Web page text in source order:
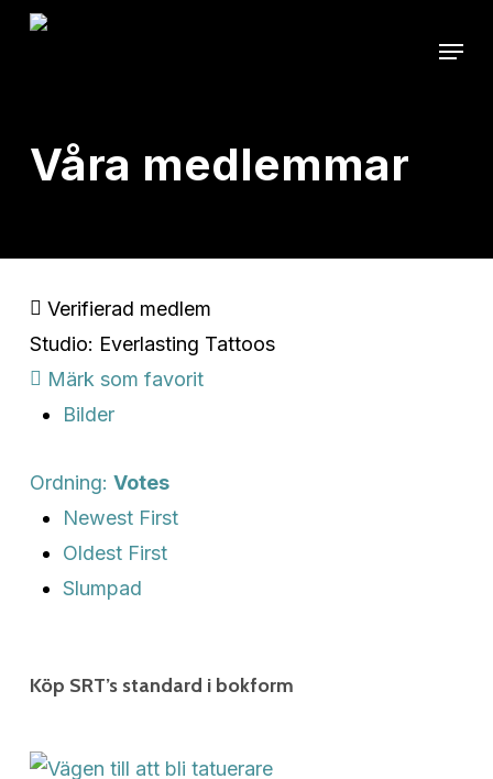
Skip
Menu
Våra medlemmar
Verifierad medlem
Studio: Everlasting Tattoos
Märk som favorit
Bilder
Ordning: Votes
Newest First
Oldest First
Slumpad
Köp SRT’s standard i bokform